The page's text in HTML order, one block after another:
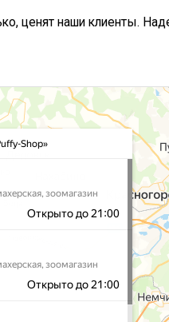
ценят наши клиенты.